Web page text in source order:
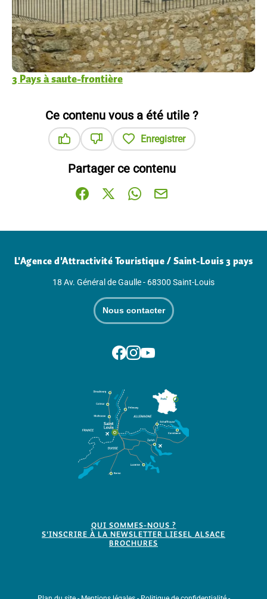
3 Pays à saute-frontière
Ce contenu vous a été utile ?
Enregistrer
Partager ce contenu
Partager sur Facebook (nouvelle fenêtre)
Partager sur X / Twitter (nouvelle
Partager sur WhatsApp
Partager par mail
L'Agence d'Attractivité Touristique / Saint-Louis 3 pays
18 Av. Général de Gaulle - 68300 Saint-Louis
Nous contacter
Suivez-nous sur Facebook
Suivez-nous sur Instagram
Suivez-nous sur Youtube
QUI SOMMES-NOUS ?
S'INSCRIRE À LA NEWSLETTER LIESEL ALSACE
BROCHURES